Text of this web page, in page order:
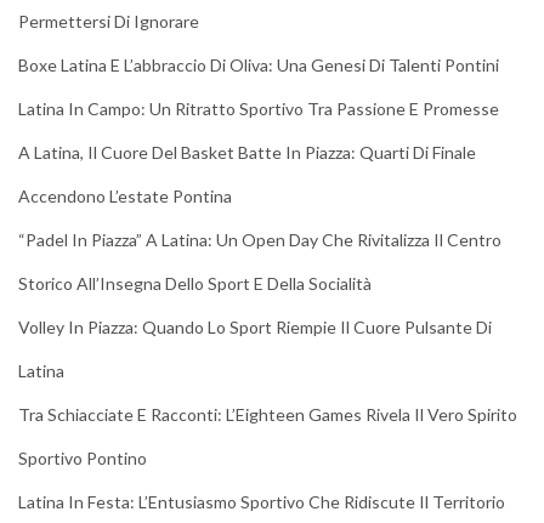
Permettersi Di Ignorare
Boxe Latina E L’abbraccio Di Oliva: Una Genesi Di Talenti Pontini
Latina In Campo: Un Ritratto Sportivo Tra Passione E Promesse
A Latina, Il Cuore Del Basket Batte In Piazza: Quarti Di Finale
Accendono L’estate Pontina
“Padel In Piazza” A Latina: Un Open Day Che Rivitalizza Il Centro
Storico All’Insegna Dello Sport E Della Socialità
Volley In Piazza: Quando Lo Sport Riempie Il Cuore Pulsante Di
Latina
Tra Schiacciate E Racconti: L’Eighteen Games Rivela Il Vero Spirito
Sportivo Pontino
Latina In Festa: L’Entusiasmo Sportivo Che Ridiscute Il Territorio